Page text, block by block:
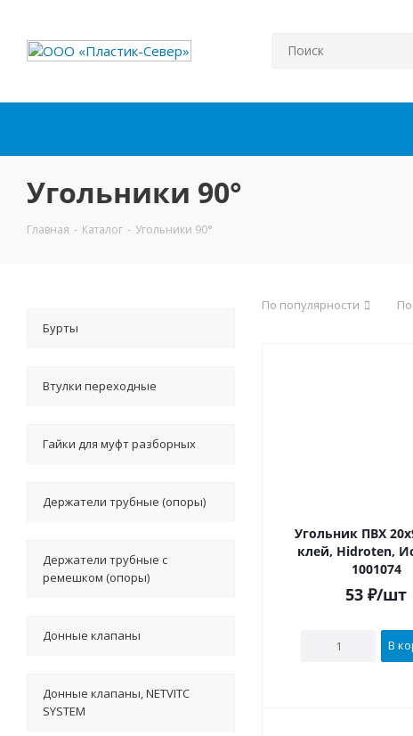
Угольники 90°
Главная - Каталог - Угольники 90°
По популярности
Угольник ПВХ 20х90° под
клей, Hidroten,
1001074
53 ₽/шт
В
Бурты
Втулки переходные
Гайки для муфт разборных
Держатели трубные (опоры)
Держатели трубные с
ремешком (опоры)
Донные клапаны
Донные клапаны, NETVITC
SYSTEM